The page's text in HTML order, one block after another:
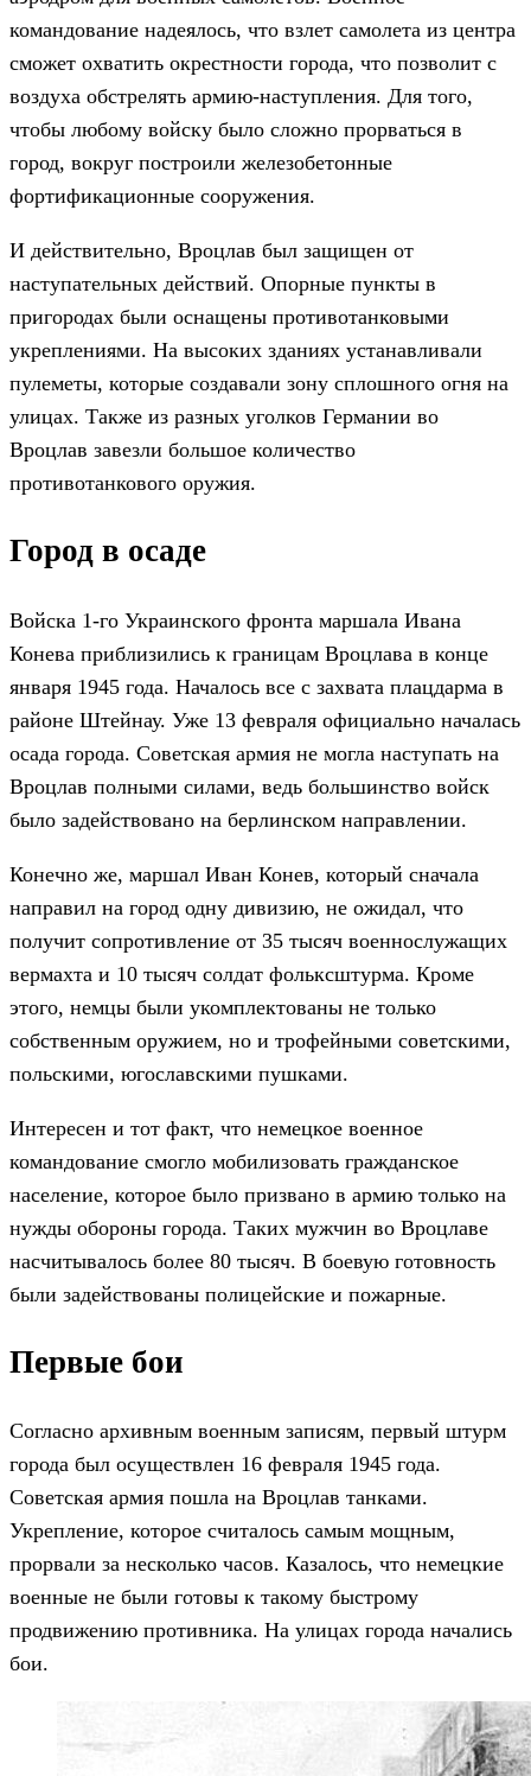
командование надеялось, что взлет самолета из центра
сможет охватить окрестности города, что позволит с
воздуха обстрелять армию-наступления. Для того,
чтобы любому войску было сложно прорваться в
город, вокруг построили железобетонные
фортификационные сооружения.
И действительно, Вроцлав был защищен от
наступательных действий. Опорные пункты в
пригородах были оснащены противотанковыми
укреплениями. На высоких зданиях устанавливали
пулеметы, которые создавали зону сплошного огня на
улицах. Также из разных уголков Германии во
Вроцлав завезли большое количество
противотанкового оружия.
Город в осаде
Войска 1-го Украинского фронта маршала Ивана
Конева приблизились к границам Вроцлава в конце
января 1945 года. Началось все с захвата плацдарма в
районе Штейнау. Уже 13 февраля официально началась
осада города. Советская армия не могла наступать на
Вроцлав полными силами, ведь большинство войск
было задействовано на берлинском направлении.
Конечно же, маршал Иван Конев, который сначала
направил на город одну дивизию, не ожидал, что
получит сопротивление от 35 тысяч военнослужащих
вермахта и 10 тысяч солдат фольксштурма. Кроме
этого, немцы были укомплектованы не только
собственным оружием, но и трофейными советскими,
польскими, югославскими пушками.
Интересен и тот факт, что немецкое военное
командование смогло мобилизовать гражданское
население, которое было призвано в армию только на
нужды обороны города. Таких мужчин во Вроцлаве
насчитывалось более 80 тысяч. В боевую готовность
были задействованы полицейские и пожарные.
Первые бои
Согласно архивным военным записям, первый штурм
города был осуществлен 16 февраля 1945 года.
Советская армия пошла на Вроцлав танками.
Укрепление, которое считалось самым мощным,
прорвали за несколько часов. Казалось, что немецкие
военные не были готовы к такому быстрому
продвижению противника. На улицах города начались
бои.